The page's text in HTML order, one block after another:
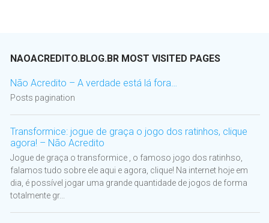
NAOACREDITO.BLOG.BR MOST VISITED PAGES
Não Acredito – A verdade está lá fora…
Posts pagination
Transformice: jogue de graça o jogo dos ratinhos, clique
agora! – Não Acredito
Jogue de graça o transformice , o famoso jogo dos ratinhso,
falamos tudo sobre ele aqui e agora, clique! Na internet hoje em
dia, é possível jogar uma grande quantidade de jogos de forma
totalmente gr...